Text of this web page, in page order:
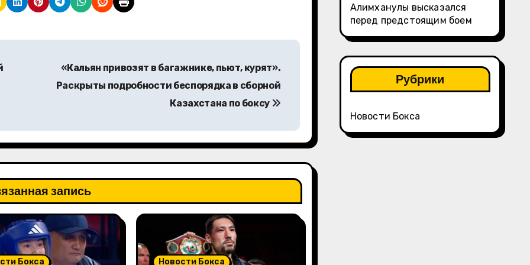
«Кальян привозят в багажнике, пьют, курят».
Раскрыты подробности беспорядка в сборной
Казахстана по боксу
запись
Бокса Новости Бокса
Алимханулы высказался
перед предстоящим боем
Рубрики
Новости Бокса